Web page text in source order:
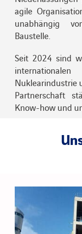
agile
unabhängig
Baustelle.
Seit 2024 sind
Nuklearindustrie
Partnerschaft
Know-how und